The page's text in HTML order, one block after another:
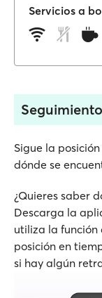
Servicios a
Sigue la
dónde se
¿Quieres saber
Descarga la
utiliza la función
posición en
si hay algún